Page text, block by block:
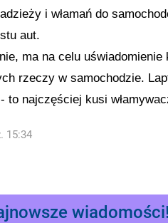
i włamań do
aut.
ma na celu uświadomienie
rzeczy w samochodzie.
to najczęściej kusi
15:34
wiadomości!